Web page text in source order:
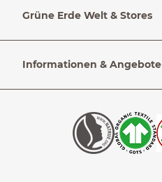
Grüne Erde Welt & Stores
Informationen & Angebote